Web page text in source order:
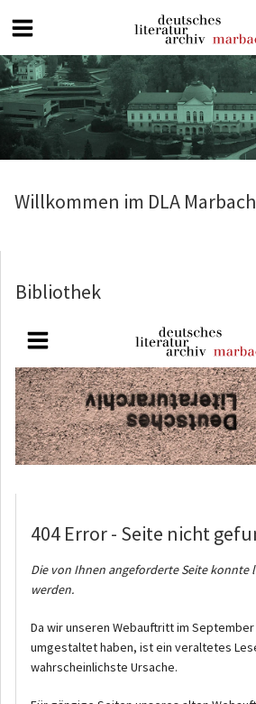
Deutsches
Literaturarchiv
Marbach
Willkommen im DLA Marbach
Bibliothek